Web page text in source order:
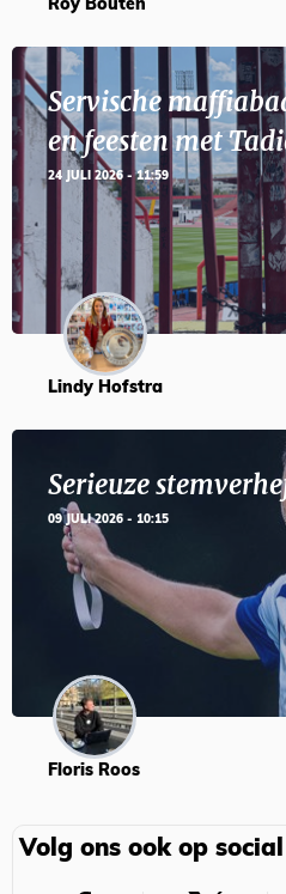
Roy Bouten
Servische
en feesten met
24 JULI 2026 - 11:59
Lindy Hofstra
Serieuze
09 JULI 2026 - 10:15
Floris Roos
Volg ons ook op social